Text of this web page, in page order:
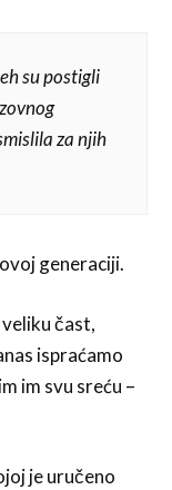
su postigli
za njih
generaciji.
čast,
ispraćamo
im svu sreću –
je uručeno